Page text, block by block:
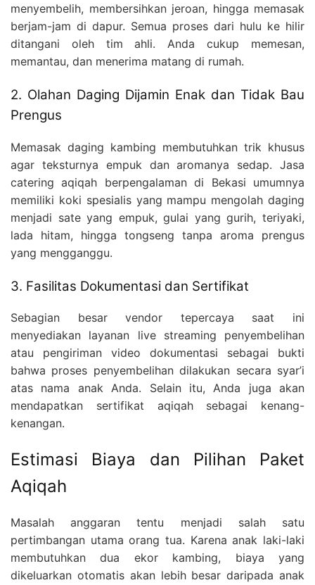
menyembelih, membersihkan jeroan, hingga memasak
berjam-jam di dapur. Semua proses dari hulu ke hilir
ditangani oleh tim ahli. Anda cukup memesan,
memantau, dan menerima matang di rumah.
2. Olahan Daging Dijamin Enak dan Tidak Bau
Prengus
Memasak daging kambing membutuhkan trik khusus
agar teksturnya empuk dan aromanya sedap. Jasa
catering aqiqah berpengalaman di Bekasi umumnya
memiliki koki spesialis yang mampu mengolah daging
menjadi sate yang empuk, gulai yang gurih, teriyaki,
lada hitam, hingga tongseng tanpa aroma prengus
yang mengganggu.
3. Fasilitas Dokumentasi dan Sertifikat
Sebagian besar vendor tepercaya saat ini
menyediakan layanan live streaming penyembelihan
atau pengiriman video dokumentasi sebagai bukti
bahwa proses penyembelihan dilakukan secara syar’i
atas nama anak Anda. Selain itu, Anda juga akan
mendapatkan sertifikat aqiqah sebagai kenang-
kenangan.
Estimasi Biaya dan Pilihan Paket
Aqiqah
Masalah anggaran tentu menjadi salah satu
pertimbangan utama orang tua. Karena anak laki-laki
membutuhkan dua ekor kambing, biaya yang
dikeluarkan otomatis akan lebih besar daripada anak